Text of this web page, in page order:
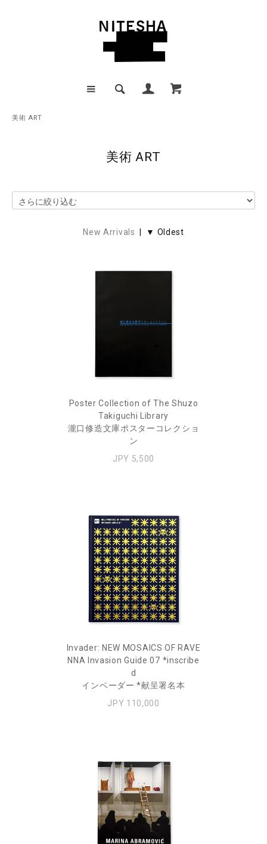
美術 ART
美術 ART
New Arrivals | ▼ Oldest
Poster Collection of The Shuzo
Takiguchi Library
瀧口修造文庫ポスターコレクショ
ン
JPY 5,500
Invader: NEW MOSAICS OF RAVE
NNA Invasion Guide 07 *inscribe
d
インベーダー *献呈署名本
JPY 110,000